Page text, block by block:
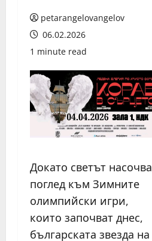
petarangelovangelov
06.02.2026
1 minute read
Докато светът насочва
поглед към Зимните
олимпийски игри,
които започват днес,
българската звезда на